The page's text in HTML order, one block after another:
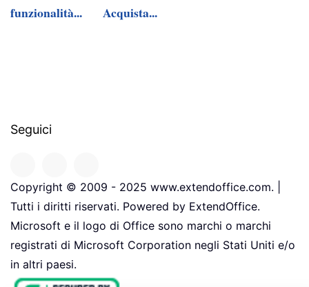
funzionalità...
Acquista...
Seguici
Copyright © 2009 - 2025 www.extendoffice.com. |
Tutti i diritti riservati. Powered by ExtendOffice.
Microsoft e il logo di Office sono marchi o marchi
registrati di Microsoft Corporation negli Stati Uniti e/o
in altri paesi.